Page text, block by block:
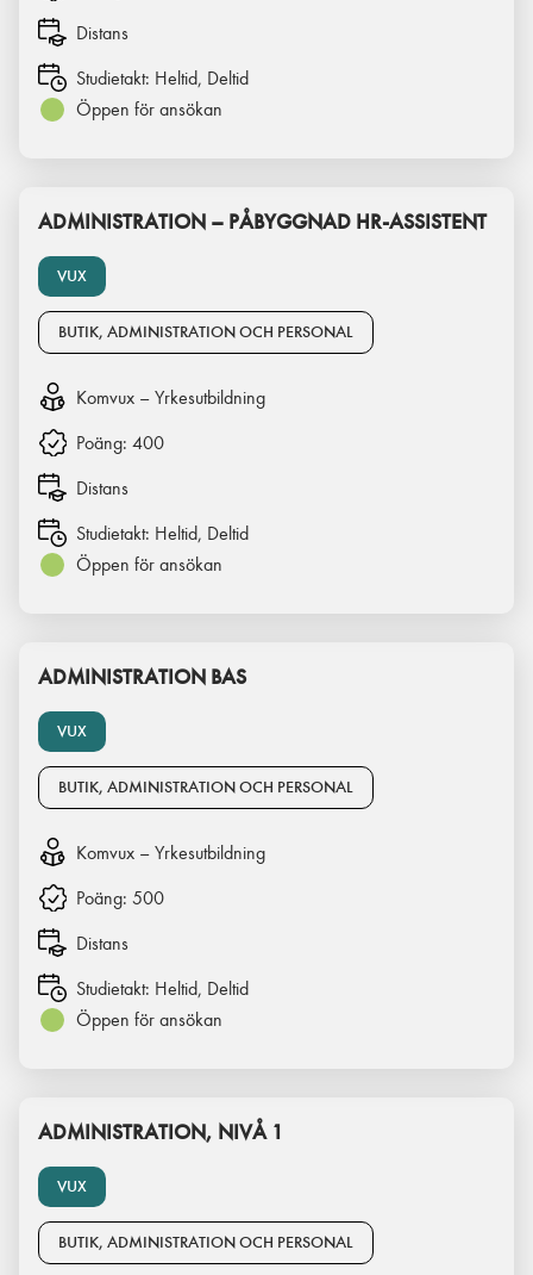
Distans
Studietakt: Heltid, Deltid
Öppen för ansökan
VUX
ADMINISTRATION – PÅBYGGNAD HR-ASSISTENT
BUTIK, ADMINISTRATION OCH PERSONAL
Komvux – Yrkesutbildning
Poäng: 400
Distans
Studietakt: Heltid, Deltid
Öppen för ansökan
VUX
ADMINISTRATION BAS
BUTIK, ADMINISTRATION OCH PERSONAL
Komvux – Yrkesutbildning
Poäng: 500
Distans
Studietakt: Heltid, Deltid
Öppen för ansökan
VUX
ADMINISTRATION, NIVÅ 1
BUTIK, ADMINISTRATION OCH PERSONAL